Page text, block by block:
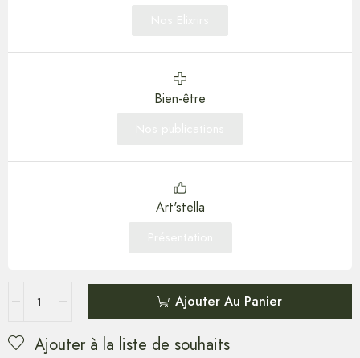
Bien-être
Art'stella
Ajouter Au Panier
Ajouter à la liste de souhaits